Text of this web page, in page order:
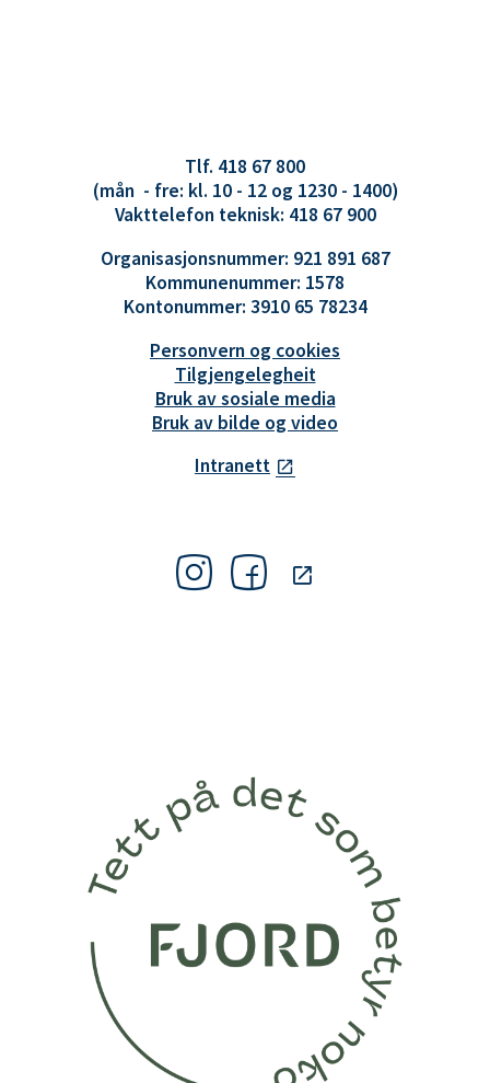
Tlf. 418 67 800
(mån - fre: kl. 10 - 12 og 1230 - 1400)
Vakttelefon teknisk: 418 67 900
Organisasjonsnummer: 921 891 687
Kommunenummer: 1578
Kontonummer: 3910 65 78234
Personvern og cookies
Tilgjengelegheit
Bruk av sosiale media
Bruk av bilde og video
Intranett